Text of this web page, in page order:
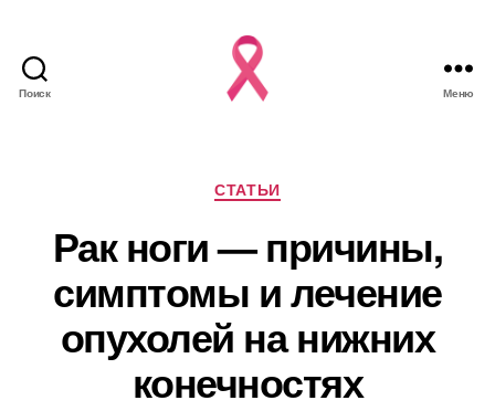
Поиск Меню
Рубрики
СТАТЬИ
Рак ноги — причины,
симптомы и лечение
опухолей на нижних
конечностях